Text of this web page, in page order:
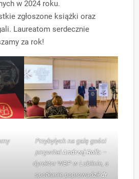
w 2024 roku.
zgłoszone książki oraz
Laureatom serdecznie
za rok!
Przybyłych na galę gości
przywitałAndrzej Rolla–
dyrektor WBP w Lublinie, a
spotkanie poprowadziłdr